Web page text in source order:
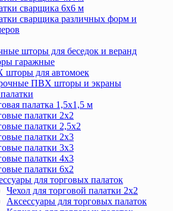
сварщика 6х6 м
сварщика различных форм и
шторы для беседок и веранд
гаражные
для автомоек
ПВХ шторы и экраны
палатка 1,5х1,5 м
палатки 2х2
палатки 2,5х2
палатки 2х3
палатки 3х3
палатки 4х3
палатки 6х2
для торговых палаток
Чехол для торговой палатки 2х2
Аксессуары для торговых палаток